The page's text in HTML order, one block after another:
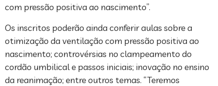
com pressão positiva ao nascimento”.
Os inscritos poderão ainda conferir aulas sobre a
otimização da ventilação com pressão positiva ao
nascimento; controvérsias no clampeamento do
cordão umbilical e passos iniciais; inovação no ensino
da reanimação; entre outros temas. “Teremos